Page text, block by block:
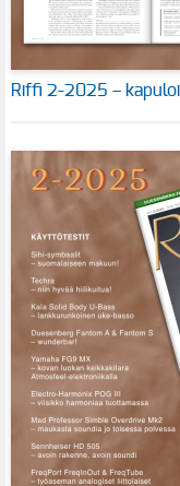
Riffi 2-2025 –